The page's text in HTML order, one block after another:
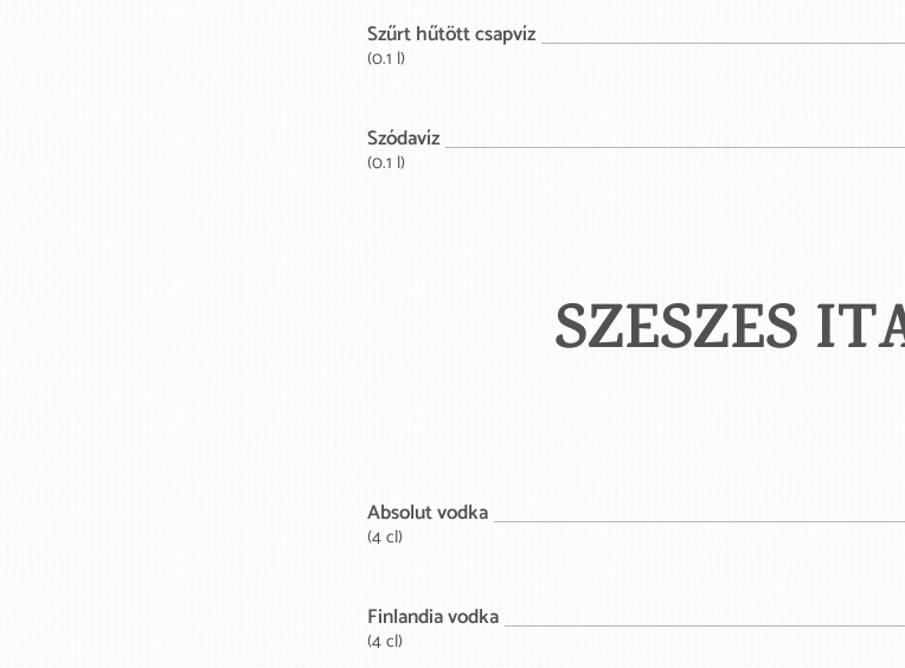
Szűrt hűtött csapvíz
(0.1 l)
Szódavíz
(0.1 l)
SZESZES
Absolut vodka
(4 cl)
Finlandia vodka
(4 cl)